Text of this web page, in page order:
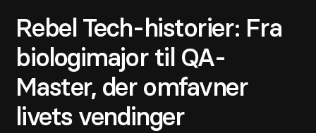
Rebel Tech-historier: Fra
biologimajor til QA-
Master, der omfavner
livets vendinger